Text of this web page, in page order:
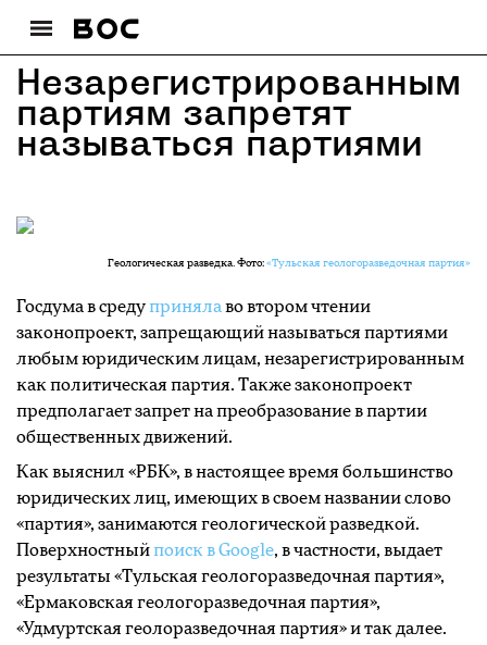
Незарегистрированным
партиям запретят
называться партиями
Геологическая разведка. Фото: «Тульская геологоразведочная партия»
Госдума в средуприняла во втором чтении
законопроект, запрещающий называться партиями
любым юридическим лицам, незарегистрированным
как политическая партия. Также законопроект
предполагает запрет на преобразование в партии
общественных движений.
Как выяснил «РБК», в настоящее время большинство
юридических лиц, имеющих в своем названии слово
«партия», занимаются геологической разведкой.
Поверхностныйпоиск в Google, в частности, выдает
результаты «Тульская геологоразведочная партия»,
«Ермаковская геологоразведочная партия»,
«Удмуртская геолоразведочная партия» и так далее.